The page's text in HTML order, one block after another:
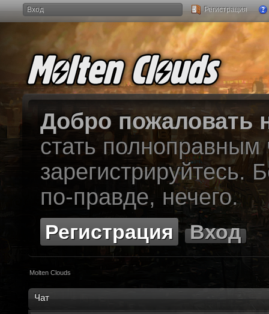
Вход Регистрация
Добро пожаловать
стать
зарегистрируйтесь.
по-правде, нечего.
Регистрация Вход
Molten Clouds
Чат